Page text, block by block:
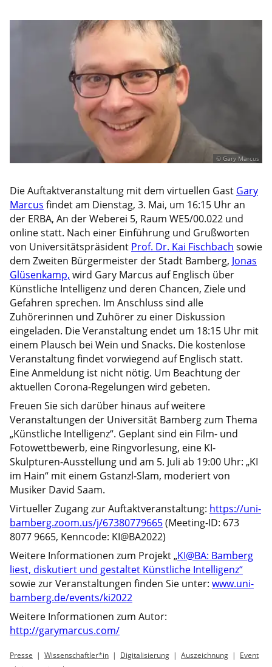
© Gary Marcus
Die Auftaktveranstaltung mit dem virtuellen Gast Gary
Marcus findet am Dienstag, 3. Mai, um 16:15 Uhr an
der ERBA, An der Weberei 5, Raum WE5/00.022 und
online statt. Nach einer Einführung und Grußworten
von Universitätspräsident Prof. Dr. Kai Fischbach sowie
dem Zweiten Bürgermeister der Stadt Bamberg, Jonas
Glüsenkamp, wird Gary Marcus auf Englisch über
Künstliche Intelligenz und deren Chancen, Ziele und
Gefahren sprechen. Im Anschluss sind alle
Zuhörerinnen und Zuhörer zu einer Diskussion
eingeladen. Die Veranstaltung endet um 18:15 Uhr mit
einem Plausch bei Wein und Snacks. Die kostenlose
Veranstaltung findet vorwiegend auf Englisch statt.
Eine Anmeldung ist nicht nötig. Um Beachtung der
aktuellen Corona-Regelungen wird gebeten.
Freuen Sie sich darüber hinaus auf weitere
Veranstaltungen der Universität Bamberg zum Thema
„Künstliche Intelligenz“. Geplant sind ein Film- und
Fotowettbewerb, eine Ringvorlesung, eine KI-
Skulpturen-Ausstellung und am 5. Juli ab 19:00 Uhr: „KI
im Hain“ mit einem Gstanzl-Slam, moderiert von
Musiker David Saam.
Virtueller Zugang zur Auftaktveranstaltung: https://uni-
bamberg.zoom.us/j/67380779665(Meeting-ID: 673
8077 9665, Kenncode: KI@BA2022)
Weitere Informationen zum Projekt „KI@BA: Bamberg
liest, diskutiert und gestaltet Künstliche Intelligenz“
sowie zur Veranstaltungen finden Sie unter: www.uni-
bamberg.de/events/ki2022
Weitere Informationen zum Autor:
http://garymarcus.com/
Presse Wissenschaftler*in Digitalisierung Auszeichnung
Event